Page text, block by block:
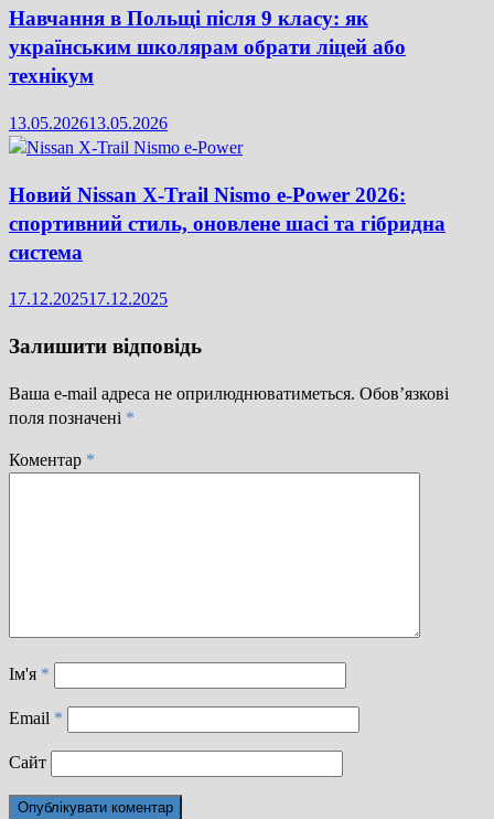
Навчання в Польщі після 9 класу: як
українським школярам обрати ліцей або
технікум
13.05.202613.05.2026
Новий Nissan X-Trail Nismo e-Power 2026:
спортивний стиль, оновлене шасі та гібридна
система
17.12.202517.12.2025
Залишити відповідь
Ваша e-mail адреса не оприлюднюватиметься. Обов’язкові
поля позначені *
Коментар *
Ім'я *
Email *
Сайт